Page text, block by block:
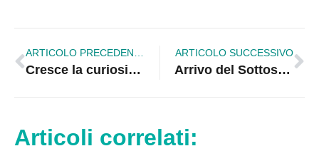
Cresce la curiosità verso il duo di intrattenimento rossanese ‘’Sul Muro della Jumara’’
ARTICOLO SUCCESSIVO
Arrivo del Sottosegretario di Stato Fausta Bergamotto del Ministero delle Imprese e del Made in Italy a Corigliano Rossano
Articoli correlati: